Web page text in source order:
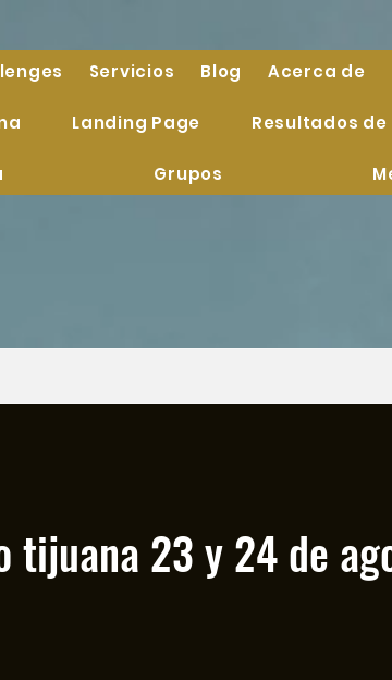
Servicios Blog Acerca de
Landing Page Resultados
Grupos
tijuana 23 y 24 de